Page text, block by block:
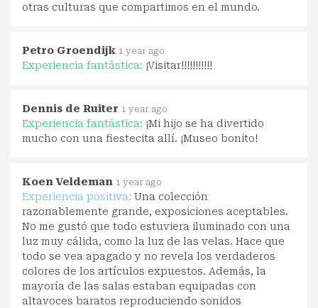
otras culturas que compartimos en el mundo.
Petro Groendijk 1 year ago
Experiencia fantástica: ¡Visitar!!!!!!!!!!!
Dennis de Ruiter 1 year ago
Experiencia fantástica: ¡Mi hijo se ha divertido
mucho con una fiestecita allí. ¡Museo bonito!
Koen Veldeman 1 year ago
Experiencia positiva: Una colección
razonablemente grande, exposiciones aceptables.
No me gustó que todo estuviera iluminado con una
luz muy cálida, como la luz de las velas. Hace que
todo se vea apagado y no revela los verdaderos
colores de los artículos expuestos. Además, la
mayoría de las salas estaban equipadas con
altavoces baratos reproduciendo sonidos